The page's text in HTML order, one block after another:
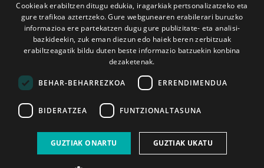
2026ko eka. 1a 2026ko mar. 1a
Cookieak erabiltzen ditugu edukia, iragarkiak pertsonalizatzeko eta
gure trafikoa aztertzeko. Gure webgunearen erabilerari buruzko
informazioa ere partekatzen dugu gure publizitate- eta analisi-
bazkideekin, zuk eman diezun edo haiek beren zerbitzuak
erabiltzeagatik bildu duten beste informazio batzuekin konbina
dezaketenak.
BEHAR-BEHARREZKOA ERRENDIMENDUA
BIDERATZEA FUNTZIONALTASUNA
GUZTIAK ONARTU GUZTIAK UKATU